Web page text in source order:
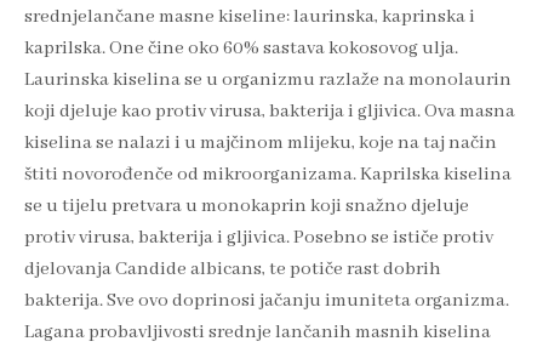
srednjelančane masne kiseline: laurinska, kaprinska i
kaprilska. One čine oko 60% sastava kokosovog ulja.
Laurinska kiselina se u organizmu razlaže na monolaurin
koji djeluje kao protiv virusa, bakterija i gljivica. Ova masna
kiselina se nalazi i u majčinom mlijeku, koje na taj način
štiti novorođenče od mikroorganizama. Kaprilska kiselina
se u tijelu pretvara u monokaprin koji snažno djeluje
protiv virusa, bakterija i gljivica. Posebno se ističe protiv
djelovanja Candide albicans, te potiče rast dobrih
bakterija. Sve ovo doprinosi jačanju imuniteta organizma.
Lagana probavljivosti srednje lančanih masnih kiselina